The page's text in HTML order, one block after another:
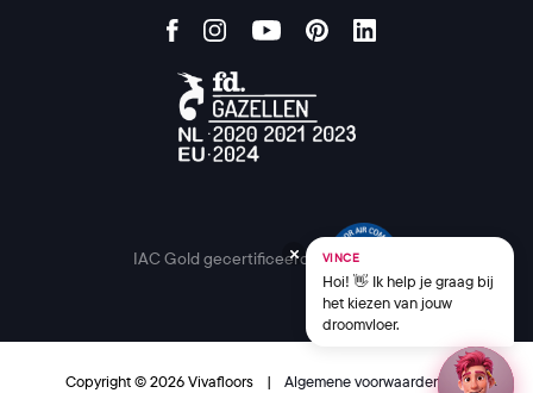
IAC Gold gecertificeerd
Copyright © 2026 Vivafloors | Algemene voorwaarden |
VINCE
Hoi! 👋 Ik help je graag bij
het kiezen van jouw
droomvloer.